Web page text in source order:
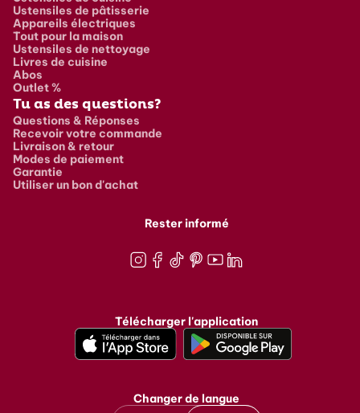
Ustensiles de pâtisserie
Appareils électriques
Tout pour la maison
Ustensiles de nettoyage
Livres de cuisine
Abos
Outlet %
Tu as des questions?
Questions & Réponses
Recevoir votre commande
Livraison & retour
Modes de paiement
Garantie
Utiliser un bon d'achat
Rester informé
Télécharger l'application
Changer de langue